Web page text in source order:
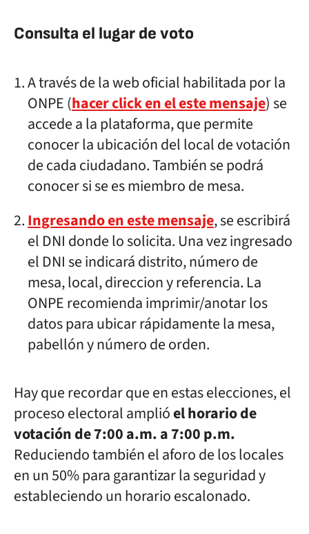
Consulta el lugar de voto
A través de la web oficial habilitada por la
ONPE (hacer click en el este mensaje) se
accede a la plataforma, que permite
conocer la ubicación del local de votación
de cada ciudadano. También se podrá
conocer si se es miembro de mesa.
Ingresando en este mensaje, se escribirá
el DNI donde lo solicita. Una vez ingresado
el DNI se indicará distrito, número de
mesa, local, direccion y referencia. La
ONPE recomienda imprimir/anotar los
datos para ubicar rápidamente la mesa,
pabellón y número de orden.
Hay que recordar que en estas elecciones, el
proceso electoral amplióel horario de
votación de 7:00 a.m. a 7:00 p.m.
Reduciendo también el aforo de los locales
en un 50% para garantizar la seguridad y
estableciendo un horario escalonado.